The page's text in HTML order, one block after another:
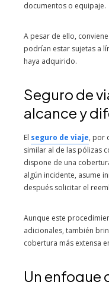
documentos o equipaje.
A pesar de ello,
podrían estar sujetas a
haya adquirido.
Seguro de
alcance y
El seguro de viaje, por
similar al de las pólizas
dispone de una
algún incidente, asume
después solicitar el
Aunque este
adicionales, también
cobertura más extensa
Un enfoque